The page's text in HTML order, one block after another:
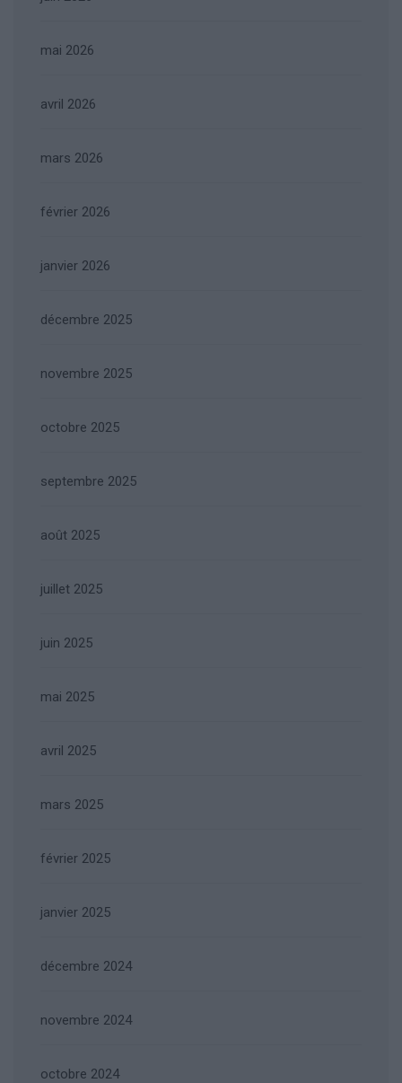
mai 2026
avril 2026
mars 2026
février 2026
janvier 2026
décembre 2025
novembre 2025
octobre 2025
septembre 2025
août 2025
juillet 2025
juin 2025
mai 2025
avril 2025
mars 2025
février 2025
janvier 2025
décembre 2024
novembre 2024
octobre 2024